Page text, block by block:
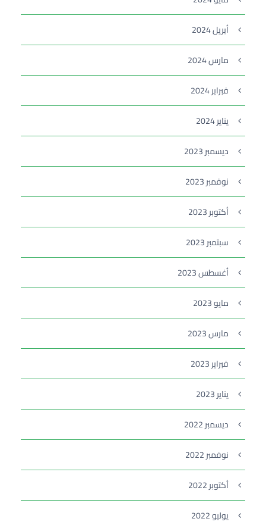
أبريل 2024
مارس 2024
فبراير 2024
يناير 2024
ديسمبر 2023
نوفمبر 2023
أكتوبر 2023
سبتمبر 2023
أغسطس 2023
مايو 2023
مارس 2023
فبراير 2023
يناير 2023
ديسمبر 2022
نوفمبر 2022
أكتوبر 2022
يوليو 2022